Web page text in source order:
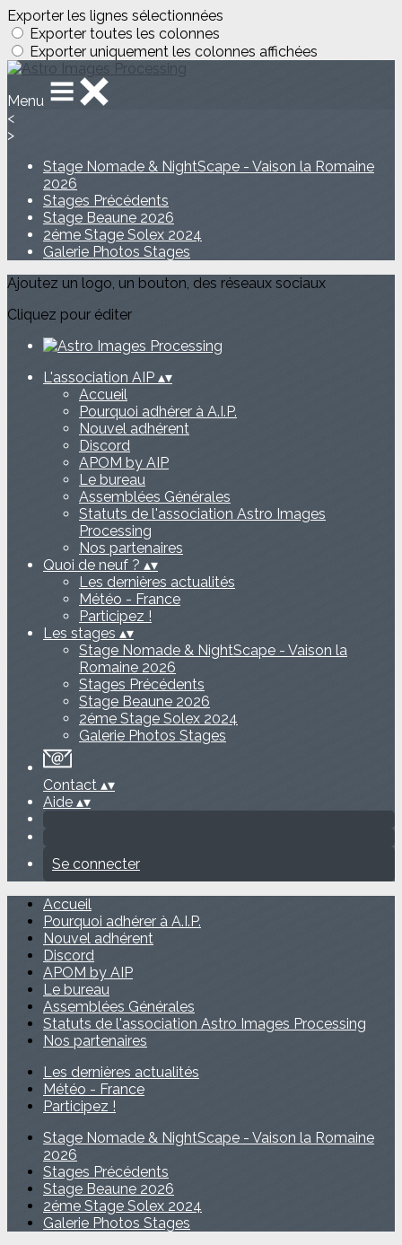
Exporter les lignes sélectionnées
Exporter toutes les colonnes
Exporter uniquement les colonnes affichées
Menu
<
>
Stage Nomade & NightScape - Vaison la Romaine
2026
Stages Précédents
Stage Beaune 2026
2éme Stage Solex 2024
Galerie Photos Stages
Ajoutez un logo, un bouton, des réseaux sociaux
Cliquez pour éditer
L'association AIP ▴▾
Accueil
Pourquoi adhérer à A.I.P.
Nouvel adhérent
Discord
APOM by AIP
Le bureau
Assemblées Générales
Statuts de l'association Astro Images
Processing
Nos partenaires
Quoi de neuf ? ▴▾
Les dernières actualités
Météo - France
Participez !
Les stages ▴▾
Stage Nomade & NightScape - Vaison la
Romaine 2026
Stages Précédents
Stage Beaune 2026
2éme Stage Solex 2024
Galerie Photos Stages
Contact ▴▾
Aide ▴▾
Se connecter
Accueil
Pourquoi adhérer à A.I.P.
Nouvel adhérent
Discord
APOM by AIP
Le bureau
Assemblées Générales
Statuts de l'association Astro Images Processing
Nos partenaires
Les dernières actualités
Météo - France
Participez !
Stage Nomade & NightScape - Vaison la Romaine
2026
Stages Précédents
Stage Beaune 2026
2éme Stage Solex 2024
Galerie Photos Stages